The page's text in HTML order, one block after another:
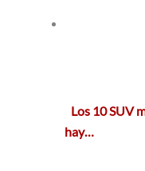
Los 10 SUV
hay…